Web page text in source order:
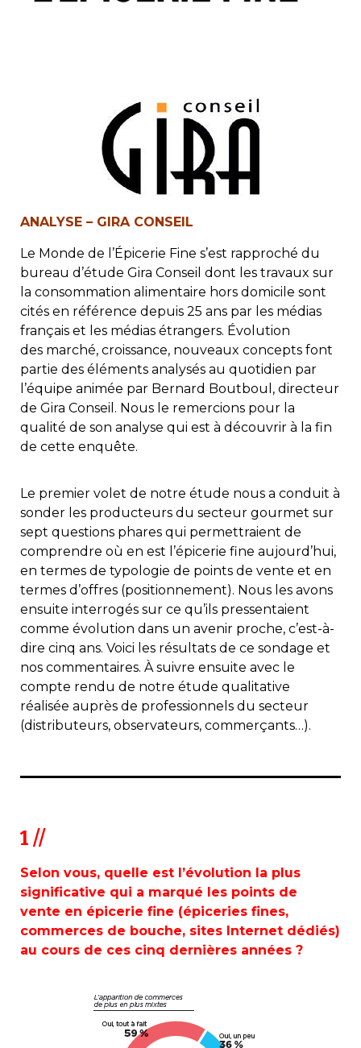
ANALYSE – GIRA CONSEIL
Le Monde de l’Épicerie Fine s’est rapproché du
bureau d’étude Gira Conseil dont les travaux sur
la consommation alimentaire hors domicile sont
cités en référence depuis 25 ans par les médias
français et les médias étrangers. Évolution
des marché, croissance, nouveaux concepts font
partie des éléments analysés au quotidien par
l’équipe animée par Bernard Boutboul, directeur
de Gira Conseil. Nous le remercions pour la
qualité de son analyse qui est à découvrir à la fin
de cette enquête.
Le premier volet de notre étude nous a conduit à
sonder les producteurs du secteur gourmet sur
sept questions phares qui permettraient de
comprendre où en est l’épicerie fine aujourd’hui,
en termes de typologie de points de vente et en
termes d’offres (positionnement). Nous les avons
ensuite interrogés sur ce qu’ils pressentaient
comme évolution dans un avenir proche, c’est-à-
dire cinq ans. Voici les résultats de ce sondage et
nos commentaires. À suivre ensuite avec le
compte rendu de notre étude qualitative
réalisée auprès de professionnels du secteur
(distributeurs, observateurs, commerçants…).
1 //
Selon vous, quelle est l’évolution la plus
significative qui a marqué les points de
vente en épicerie fine (épiceries fines,
commerces de bouche, sites Internet dédiés)
au cours de ces cinq dernières années ?